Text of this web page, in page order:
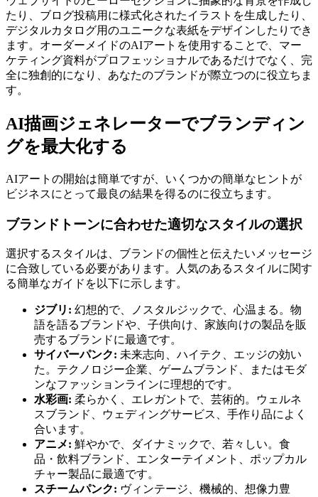
たり、ブログ投稿用に様式化されたイラストを生成したり、
デジタルカタログ用のユニークな表紙をデザインしたりでき
ます。オーダーメイドのAIアートを使用することで、マー
ケティング資料がプロフェッショナルであるだけでなく、完
全に独創的になり、あなたのブランドが際立つのに役立ちま
す。
AI描画ジェネレーターでブランディン
グを最大化する
AIアートの開始は簡単ですが、いくつかの簡単なヒントが
ビジネスにとって最良の結果を得るのに役立ちます。
ブランドトーンに合わせた適切なスタイルの選択
選択するスタイルは、ブランドの個性と伝えたいメッセージ
に合致している必要があります。人気のあるスタイルに関す
る簡単なガイドを以下に示します。
ジブリ: 幻想的で、ノスタルジックで、心温まる。物
語を語るブランドや、子供向け、家族向けの製品を販
売するブランドに最適です。
サイバーパンク: 未来志向、ハイテク、エッジの効い
た。テクノロジー企業、ゲームブランド、またはモダ
ンなファッションラインに理想的です。
水彩画: 柔らかく、エレガントで、芸術的。ウェルネ
スブランド、ウェディングサービス、手作り品によく
合います。
アニメ: 鮮やかで、ダイナミックで、若々しい。食
品・飲料ブランド、エンターテイメント、ポップカル
チャー製品に最適です。
スチームパンク: ヴィンテージ、機械的、想像力豊